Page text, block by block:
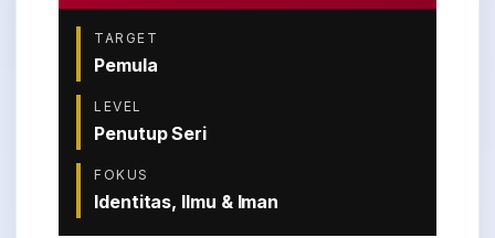
TARGET
Pemula
LEVEL
Penutup Seri
FOKUS
Identitas, Ilmu & Iman